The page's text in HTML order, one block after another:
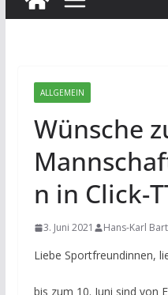
ALLGEMEIN
Wünsche
n in Click-
3. Juni 2021 Hans-Karl
Liebe Sportfreundinnen,
bis zum 10. Juni sind von